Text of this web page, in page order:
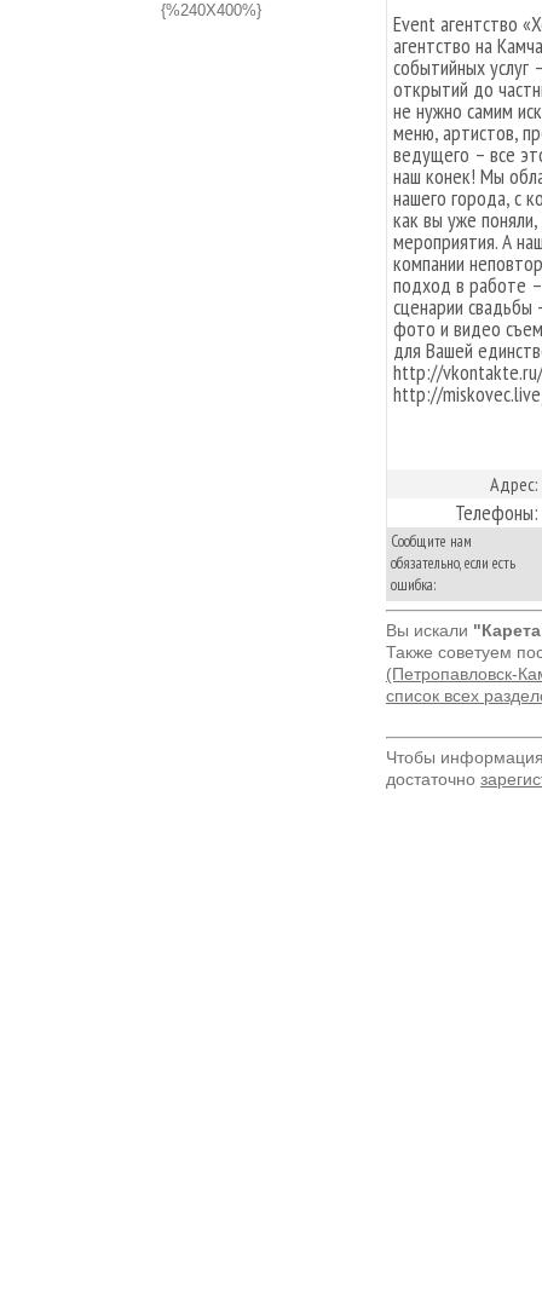
{%240X400%} Event агентство
агентство на
событийных услуг
открытий до
не нужно самим
меню, артистов,
ведущего – все
наш конек! Мы
нашего города, с
как вы уже
мероприятия. А
компании
подход в работе
сценарии свадьбы
фото и видео
для Вашей
http://
http://
Адрес:
Телефоны:
Сообщите нам
обязательно, если есть
ошибка:
Вы искали
Также советуем
(Петропавловск-
список всех
Чтобы
достаточно